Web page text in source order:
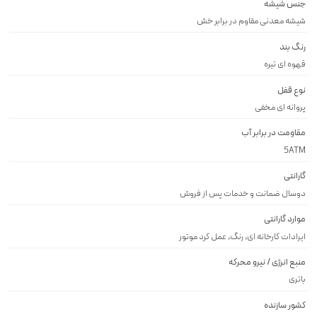
جنس شیشه
شيشه معدنى مقاوم در برابر خش
رنگ بند
قهوه اى تيره
نوع قفل
پروانه اى مخفى
مقاومت در برابر آب
5ATM
گارانتی
دوسال ضمانت و خدمات پس از فروش
موارد گارانتی
ایرادات کارخانه ای, رنگ, عمل کرد موتور
منبع انرژی / نیرو محرکه
باتری
کشور سازنده